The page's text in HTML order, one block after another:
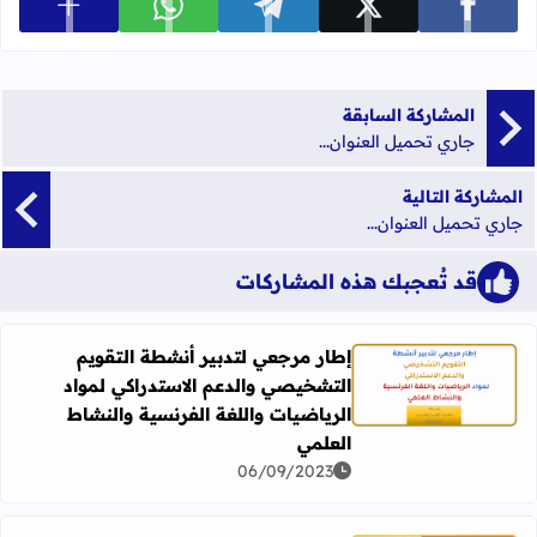
شارك على facebook شارك على x شارك على telegram شارك على whatsapp عرض
المشاركة السابقة
جاري تحميل العنوان...
المشاركة التالية
جاري تحميل العنوان...
قد تُعجبك هذه المشاركات
اقرأ المزيد عن إطار مرجعي لتدبير أنشطة التقويم
إطار مرجعي لتدبير أنشطة التقويم
التشخيصي والدعم الاستدراكي لمواد
الرياضيات واللغة الفرنسية والنشاط
العلمي
06/09/2023